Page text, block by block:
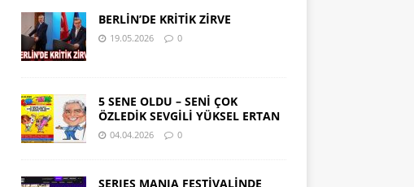
BERLİN’DE KRİTİK ZİRVE
19.05.2026 0
5 SENE OLDU – SENİ ÇOK
ÖZLEDİK SEVGİLİ YÜKSEL ERTAN
04.04.2026 0
SERIES MANIA FESTİVALİNDE